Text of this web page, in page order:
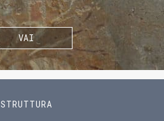
VAI
STRUTTURA